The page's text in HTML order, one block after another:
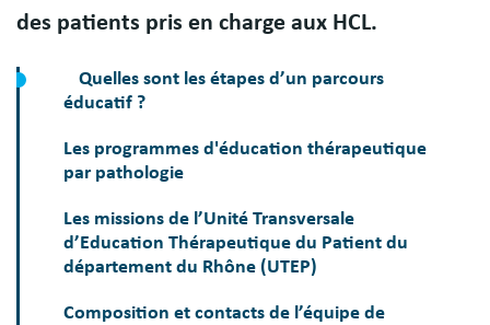
des patients pris en charge aux HCL.
Quelles sont les étapes d’un parcours
éducatif ?
Les programmes d'éducation thérapeutique
par pathologie
Les missions de l’Unité Transversale
d’Education Thérapeutique du Patient du
département du Rhône (UTEP)
Composition et contacts de l’équipe de